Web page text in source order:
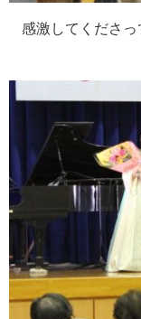
感激してくださ